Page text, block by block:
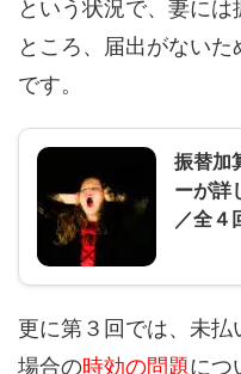
という状況で、妻に
ところ、届出がない
です。
振替加
ーが詳
／全４
更に第３回では、未
場合の時効の問題につ